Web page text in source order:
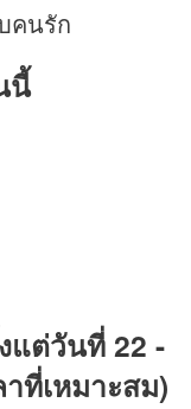
คนรัก
นี้
แต่วันที่ 22 -
ที่เหมาะสม)